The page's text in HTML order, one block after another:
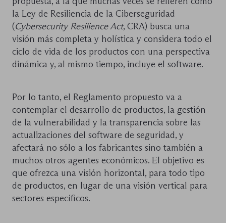
la Ley de Resiliencia de la Ciberseguridad
(Cybersecurity Resilience Act, CRA) busca una
visión más completa y holística y considera todo el
ciclo de vida de los productos con una perspectiva
dinámica y, al mismo tiempo, incluye el software.
Por lo tanto, el Reglamento propuesto va a
contemplar el desarrollo de productos, la gestión
de la vulnerabilidad y la transparencia sobre las
actualizaciones del software de seguridad, y
afectará no sólo a los fabricantes sino también a
muchos otros agentes económicos. El objetivo es
que ofrezca una visión horizontal, para todo tipo
de productos, en lugar de una visión vertical para
sectores específicos.